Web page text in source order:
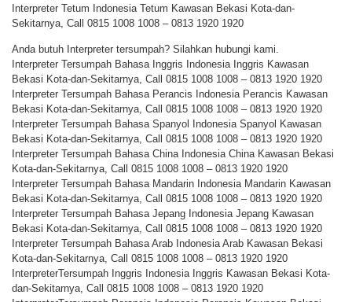
Interpreter Tetum Indonesia Tetum Kawasan Bekasi Kota-dan-
Sekitarnya, Call 0815 1008 1008 – 0813 1920 1920
Anda butuh Interpreter tersumpah? Silahkan hubungi kami.
Interpreter Tersumpah Bahasa Inggris Indonesia Inggris Kawasan
Bekasi Kota-dan-Sekitarnya, Call 0815 1008 1008 – 0813 1920 1920
Interpreter Tersumpah Bahasa Perancis Indonesia Perancis Kawasan
Bekasi Kota-dan-Sekitarnya, Call 0815 1008 1008 – 0813 1920 1920
Interpreter Tersumpah Bahasa Spanyol Indonesia Spanyol Kawasan
Bekasi Kota-dan-Sekitarnya, Call 0815 1008 1008 – 0813 1920 1920
Interpreter Tersumpah Bahasa China Indonesia China Kawasan Bekasi
Kota-dan-Sekitarnya, Call 0815 1008 1008 – 0813 1920 1920
Interpreter Tersumpah Bahasa Mandarin Indonesia Mandarin Kawasan
Bekasi Kota-dan-Sekitarnya, Call 0815 1008 1008 – 0813 1920 1920
Interpreter Tersumpah Bahasa Jepang Indonesia Jepang Kawasan
Bekasi Kota-dan-Sekitarnya, Call 0815 1008 1008 – 0813 1920 1920
Interpreter Tersumpah Bahasa Arab Indonesia Arab Kawasan Bekasi
Kota-dan-Sekitarnya, Call 0815 1008 1008 – 0813 1920 1920
InterpreterTersumpah Inggris Indonesia Inggris Kawasan Bekasi Kota-
dan-Sekitarnya, Call 0815 1008 1008 – 0813 1920 1920